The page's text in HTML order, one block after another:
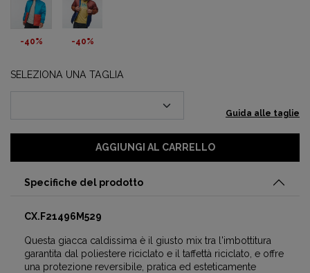
-40% -40%
SELEZIONA UNA TAGLIA
Guida alle taglie
AGGIUNGI AL CARRELLO
Specifiche del prodotto
CX.F21496M529
Questa giacca caldissima è il giusto mix tra l'imbottitura
garantita dal poliestere riciclato e il taffettà riciclato, e offre
una protezione reversibile, pratica ed esteticamente